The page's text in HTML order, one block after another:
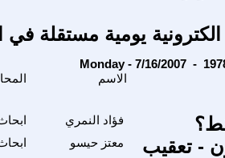
يومية مستقلة في
الاسم
فؤاد النمري
معتز حيسو
- تعقيب